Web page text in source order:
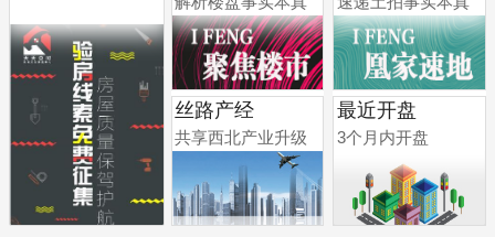
丝路产经
共享西北产业升级
最近开盘
3个月内开盘